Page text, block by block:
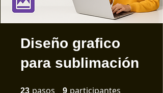
Diseño grafico
para sublimación
23 pasos 23 pasos
9 participantes